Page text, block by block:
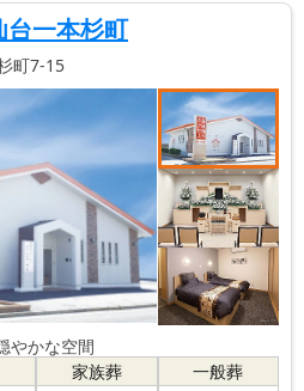
台一本杉町
町7-15
やかな空間
家族葬
一般葬